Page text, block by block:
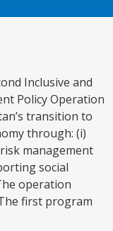
Inclusive and
Policy Operation
transition to
through: (i)
management
social
operation
first program